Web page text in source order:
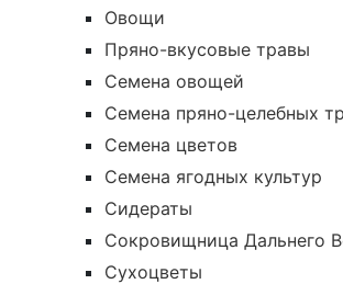
Овощи
Пряно-вкусовые травы
Семена овощей
Семена пряно-целебных
Семена цветов
Семена ягодных культур
Сидераты
Сокровищница Дальнего
Сухоцветы